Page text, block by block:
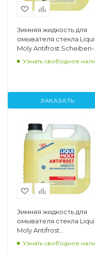
Зимняя жидкость для
омывателя стекла Liqui
Moly Antifrost Scheiben-
Frostschutz -27, 4л.
Узнать свободное
ЗАКАЗАТЬ
Зимняя жидкость для
омывателя стекла Liqui
Moly Antifrost
Scheibenfrostschutz -12C,
Узнать свободное